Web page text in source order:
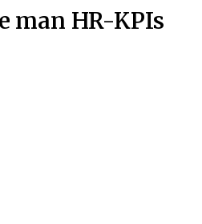
man HR-KPIs